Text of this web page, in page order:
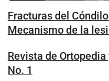
Fracturas del
Mecanismo de la
Revista de
No. 1